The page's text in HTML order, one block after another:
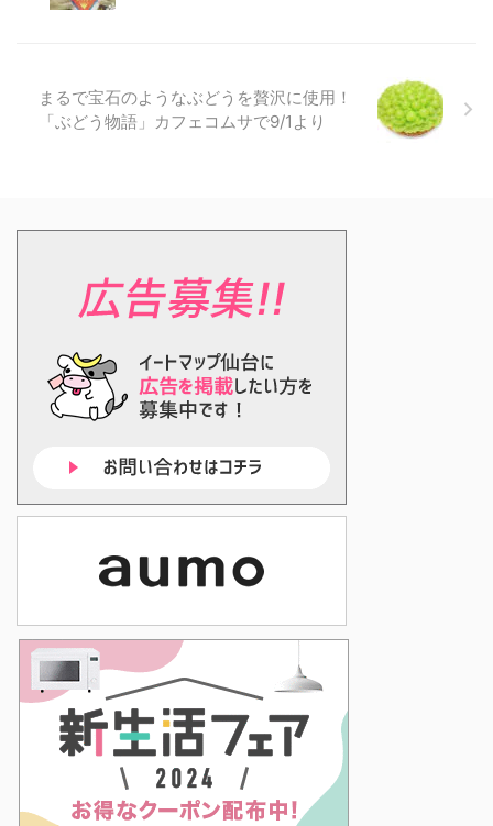
まるで宝石のようなぶどうを贅沢に使用！
「ぶどう物語」カフェコムサで9/1より